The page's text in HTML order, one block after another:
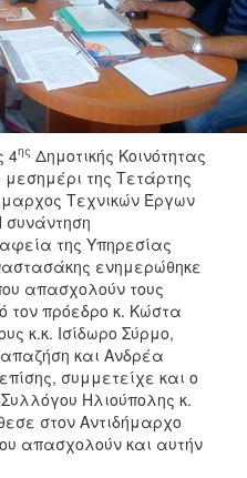
4ης Δημοτικής Κοινότητας
της Τετάρτης
Τεχνικών Έργων
της Υπηρεσίας
ενημερώθηκε
απασχολούν τους
τον πρόεδρο κ. Κώστα
κ.κ. Ισίδωρο Σύρμο,
και Ανδρέα
συμμετείχε και ο
Ηλιούπολης κ.
στον Αντιδήμαρχο
απασχολούν και αυτήν